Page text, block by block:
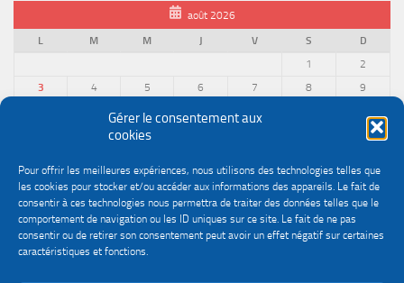
Gérer le consentement aux
cookies
Pour offrir les meilleures expériences, nous utilisons des technologies telles que
les cookies pour stocker et/ou accéder aux informations des appareils. Le fait de
consentir à ces technologies nous permettra de traiter des données telles que le
comportement de navigation ou les ID uniques sur ce site. Le fait de ne pas
consentir ou de retirer son consentement peut avoir un effet négatif sur certaines
caractéristiques et fonctions.
août 2026
L
M M J V S
D
1
2
3
4 5 6 7 8
9
12 13
19
23
« Juin